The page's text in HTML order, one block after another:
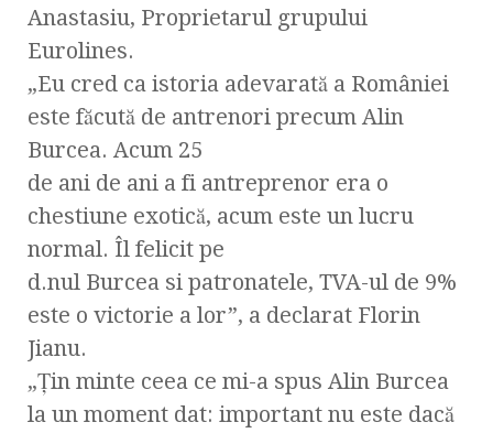
Anastasiu, Proprietarul grupului
Eurolines.
„Eu cred ca istoria adevarată a României
este făcută de antrenori precum Alin
Burcea. Acum 25
de ani de ani a fi antreprenor era o
chestiune exotică, acum este un lucru
normal. Îl felicit pe
d.nul Burcea si patronatele, TVA-ul de 9%
este o victorie a lor”, a declarat Florin
Jianu.
„Țin minte ceea ce mi-a spus Alin Burcea
la un moment dat: important nu este dacă